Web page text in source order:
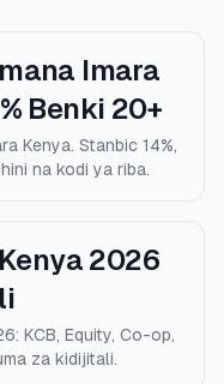
Imara
Benki 20+
Kenya. Stanbic 14%,
na kodi ya riba.
2026
KCB, Equity, Co-op,
za kidijitali.